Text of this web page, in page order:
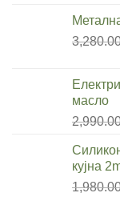
масло
кујна